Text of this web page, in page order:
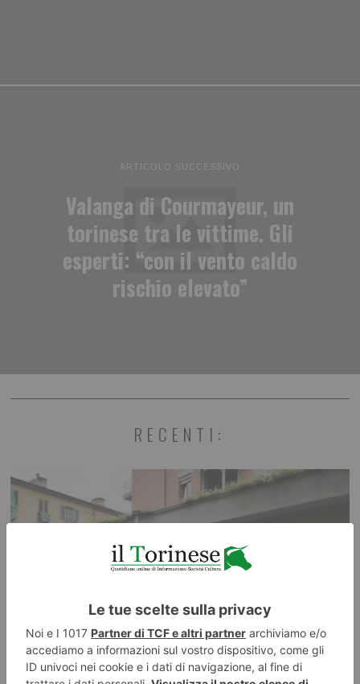
ARTICOLO SUCCESSIVO
Valanga di Courmayeur, un
torinese tra le vittime. Gli
esperti: “con il vento caldo
rischio elevato”
RECENTI: